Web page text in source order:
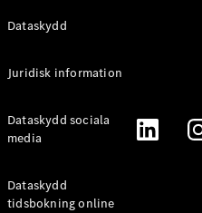
Alla
/ Camping
van
V-Klass
Horizon
Dataskydd
Juridisk information
Dataskydd sociala
media
Dataskydd
tidsbokning online